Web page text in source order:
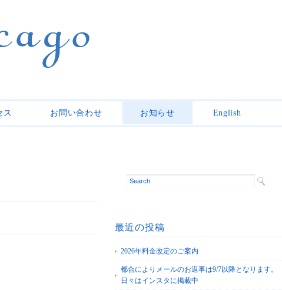
ス お問い合わせ お知らせ English
最近の投稿
2026年料金改定のご案内
都合によりメールのお返事は9/7以降となります。
日々はインスタに掲載中